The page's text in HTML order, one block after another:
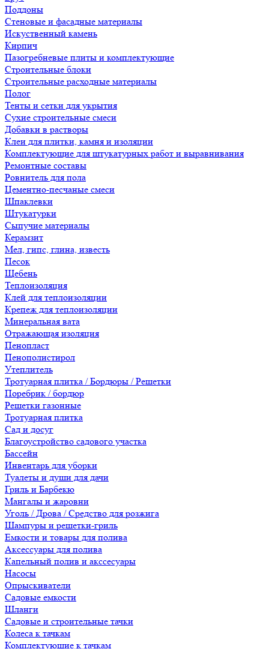
Поддоны
Стеновые и фасадные материалы
Искуственный камень
Кирпич
Пазогребневые плиты и комплектующие
Строительные блоки
Строительные расходные материалы
Полог
Тенты и сетки для укрытия
Сухие строительные смеси
Добавки в растворы
Клеи для плитки, камня и изоляции
Комплектующие для штукатурных работ и выравнивания
Ремонтные составы
Ровнитель для пола
Цементно-песчаные смеси
Шпаклевки
Штукатурки
Сыпучие материалы
Керамзит
Мел, гипс, глина, известь
Песок
Щебень
Теплоизоляция
Клей для теплоизоляции
Крепеж для теплоизоляции
Минеральная вата
Отражающая изоляция
Пенопласт
Пенополистирол
Утеплитель
Тротуарная плитка / Бордюры / Решетки
Поребрик / бордюр
Решетки газонные
Тротуарная плитка
Сад и досуг
Благоустройство садового участка
Бассейн
Инвентарь для уборки
Туалеты и души для дачи
Гриль и Барбекю
Мангалы и жаровни
Уголь / Дрова / Средство для розжига
Шампуры и решетки-гриль
Емкости и товары для полива
Аксессуары для полива
Капельный полив и акссесуары
Насосы
Опрыскиватели
Садовые емкости
Шланги
Садовые и строительные тачки
Колеса к тачкам
Комплектующие к тачкам